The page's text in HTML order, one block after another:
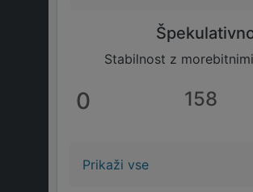
Stabilnost z
0 158
Prikaži vse